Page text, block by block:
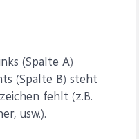
(Spalte A)
(Spalte B) steht
fehlt (z.B.
usw.).